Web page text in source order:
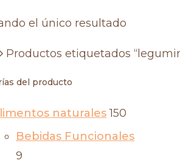
el único resultado
Productos etiquetados
del producto
naturales 150
Bebidas Funcionales
9